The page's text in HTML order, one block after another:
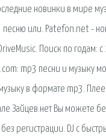
новинки в мире
песню или. Patefon.net -
Поиск по
mp3 песни и музыку
музыку в формате mp3.
Зайцев.нет Вы можете
регистрации. DJ с